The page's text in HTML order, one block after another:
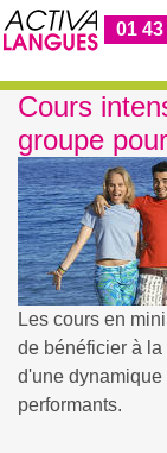
01 43
Cours
groupe
Les cours en
de bénéficier à
d'une dynamique
performants.